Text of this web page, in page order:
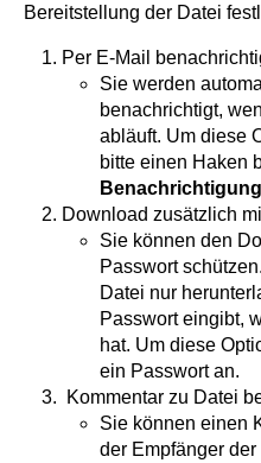
Bereitstellung der Datei
Per E-Mail
Sie werden
benachrichtigt,
abläuft. Um diese
bitte einen Haken
Benachrichtigung
Download zusätzlich
Sie können den
Passwort
Datei nur
Passwort eingibt,
hat. Um diese
ein Passwort an.
Kommentar zu Datei
Sie können einen
der Empfänger